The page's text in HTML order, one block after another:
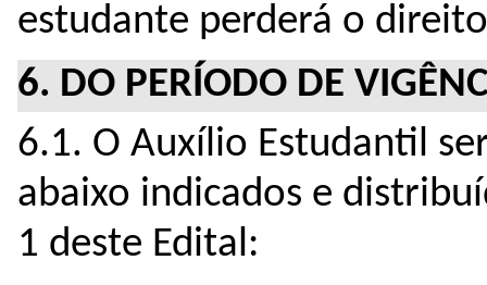
estudante perderá o
6. DO PERÍODO DE
6.1. O Auxílio Estudantil
abaixo indicados e
1 deste Edital: